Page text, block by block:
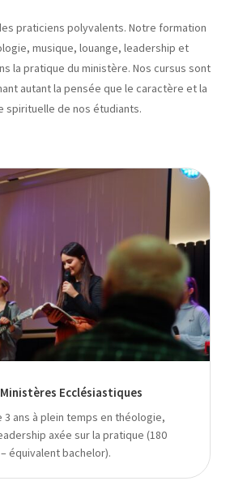
praticiens polyvalents. Notre formation
musique, louange, leadership et
la pratique du ministère. Nos cursus sont
autant la pensée que le caractère et la
spirituelle de nos étudiants.
Ecclésiastiques
3 ans à plein temps en théologie,
axée sur la pratique (180
équivalent bachelor).